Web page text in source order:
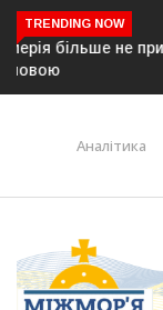
TRENDING NOW
В Угорщині
серпня — фракція
Аналітика